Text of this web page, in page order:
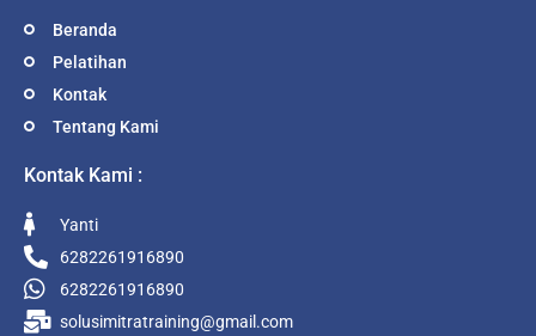
Beranda
Pelatihan
Kontak
Tentang Kami
Kontak Kami :
Yanti
6282261916890
6282261916890
solusimitratraining@gmail.com